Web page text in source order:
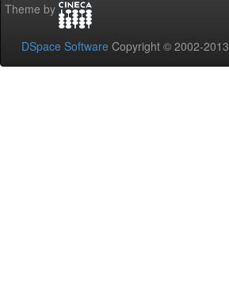
Theme by
DSpace Software Copyright © 2002-2013